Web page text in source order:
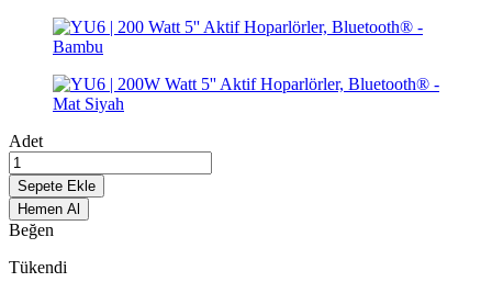
Adet
Sepete Ekle
Hemen Al
Beğen
Tükendi